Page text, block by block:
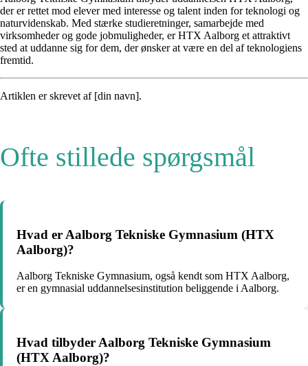
der er rettet mod elever med interesse og talent inden for teknologi og
naturvidenskab. Med stærke studieretninger, samarbejde med
virksomheder og gode jobmuligheder, er HTX Aalborg et attraktivt
sted at uddanne sig for dem, der ønsker at være en del af teknologiens
fremtid.
Artiklen er skrevet af [din navn].
Ofte stillede spørgsmål
Hvad er Aalborg Tekniske Gymnasium (HTX
Aalborg)?
Aalborg Tekniske Gymnasium, også kendt som HTX Aalborg,
er en gymnasial uddannelsesinstitution beliggende i Aalborg.
Hvad tilbyder Aalborg Tekniske Gymnasium
(HTX Aalborg)?